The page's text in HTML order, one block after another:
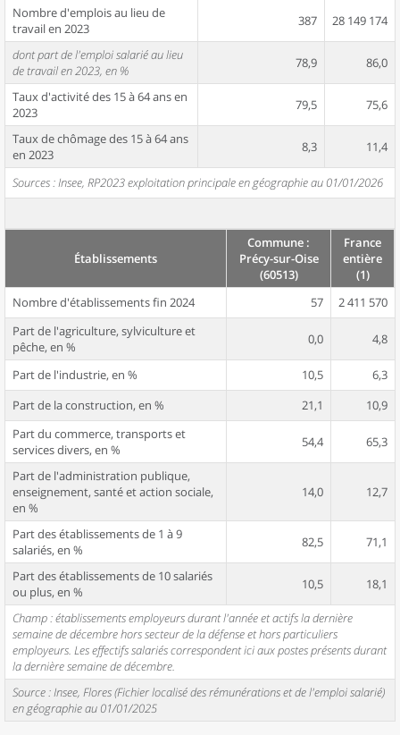
Nombre d'emplois au lieu de
travail en 2023
387 28 149 174
dont part de l'emploi salarié au lieu
de travail en 2023, en %
78,9 86,0
Taux d'activité des 15 à 64 ans en
2023
79,5 75,6
Taux de chômage des 15 à 64 ans
en 2023
8,3 11,4
Sources : Insee, RP2023 exploitation principale en géographie au 01/01/2026
Établissements
Commune :
Précy-sur-Oise
(60513)
France
entière
(1)
Nombre d'établissements fin 2024
57
2 411 570
Part de l'agriculture, sylviculture et
pêche, en %
0,0 4,8
Part de l'industrie, en % 10,5
6,3
Part de la construction, en %
21,1
10,9
Part du commerce, transports et
services divers, en %
54,4 65,3
Part de l'administration publique,
enseignement, santé et action sociale,
en %
14,0 12,7
Part des établissements de 1 à 9
salariés, en %
82,5 71,1
Part des établissements de 10 salariés
ou plus, en %
10,5 18,1
Champ : établissements employeurs durant l'année et actifs la dernière
semaine de décembre hors secteur de la défense et hors particuliers
employeurs. Les effectifs salariés correspondent ici aux postes présents durant
la dernière semaine de décembre.
Source : Insee, Flores (Fichier localisé des rémunérations et de l'emploi salarié)
en géographie au 01/01/2025